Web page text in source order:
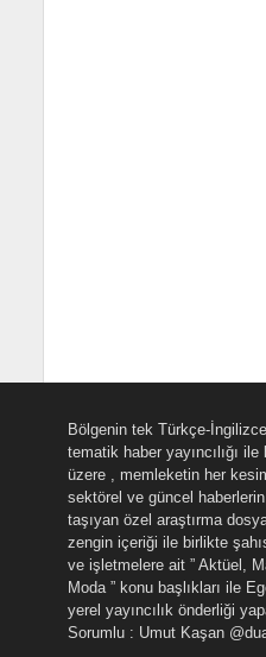
Bölgenin tek Türkçe-
tematik haber yayıncılığı
üzere , memleketin her
sektörel ve güncel
taşıyan özel araştırma
zengin içeriği ile birlikte
ve işletmelere ait ” Aktüel,
Moda ” konu başlıkları ile
yerel yayıncılık önderliği
Sorumlu : Umut Kaşan